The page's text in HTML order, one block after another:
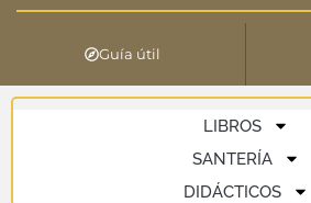
Guía útil
LIBROS
SANTERÍA
DIDÁCTICOS